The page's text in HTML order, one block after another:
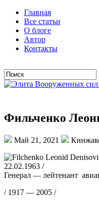
Главная
Все статьи
О блоге
Автор
Контакты
Фильченко
Май 21, 2021
22.02.1963 /
Генерал — лейтенант
/ 1917 — 2005 /